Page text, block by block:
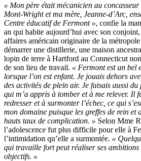
« Mon père était mécanicien au
Mont-Wright et ma mère, Jeanne-d’Arc,
Centre éducatif de Fermont », confie la
an qui habite aujourd’hui avec son
affaires américain originaire de la
démarrer une distillerie, une maison
lopin de terre à Hartford au Connecticut
de son lieu de travail. « Fermont est un bel
lorsque l’on est enfant. Je jouais dehors
des activités de plein air. Je faisais aussi
qui m’a appris à tomber et à me relever. Il
redresser et à surmonter l’échec, ce qui
mon domaine puisque les greffes de rein et
hauts taux de complication. » Selon Mme
l’adolescence fut plus difficile pour elle à
l’intimidation qu’elle a surmontée. «
qui travaille fort peut réaliser ses ambitions
objectifs. »